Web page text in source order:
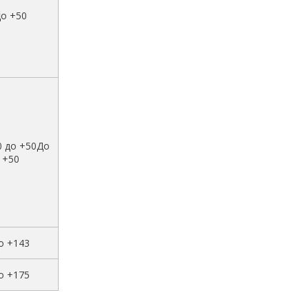
+50
до +50До
+50
+143
+175